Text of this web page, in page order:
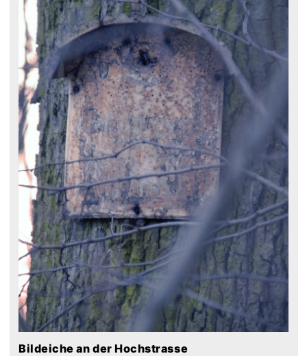
Bildeiche an der Hochstrasse